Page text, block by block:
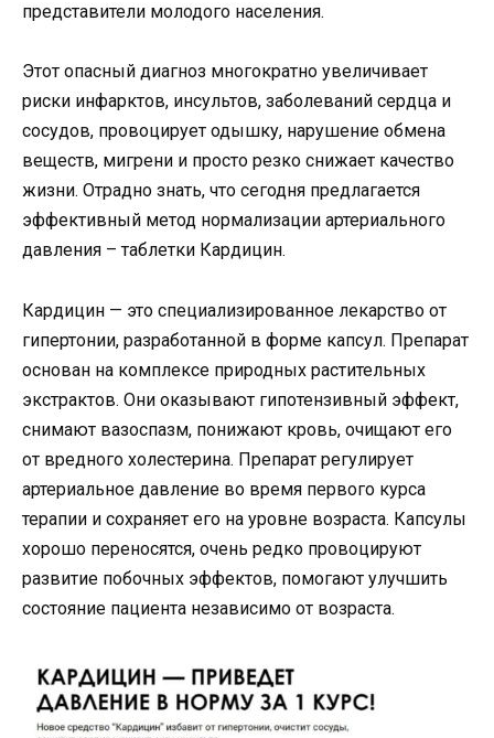
представители молодого населения.
Этот опасный диагноз многократно увеличивает
риски инфарктов, инсультов, заболеваний сердца и
сосудов, провоцирует одышку, нарушение обмена
веществ, мигрени и просто резко снижает качество
жизни. Отрадно знать, что сегодня предлагается
эффективный метод нормализации артериального
давления – таблетки Кардицин.
Кардицин — это специализированное лекарство от
гипертонии, разработанной в форме капсул. Препарат
основан на комплексе природных растительных
экстрактов. Они оказывают гипотензивный эффект,
снимают вазоспазм, понижают кровь, очищают его
от вредного холестерина. Препарат регулирует
артериальное давление во время первого курса
терапии и сохраняет его на уровне возраста. Капсулы
хорошо переносятся, очень редко провоцируют
развитие побочных эффектов, помогают улучшить
состояние пациента независимо от возраста.